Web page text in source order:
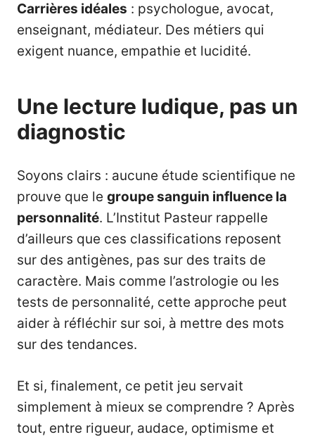
Carrières idéales : psychologue, avocat,
enseignant, médiateur. Des métiers qui
exigent nuance, empathie et lucidité.
Une lecture ludique, pas un
diagnostic
Soyons clairs : aucune étude scientifique ne
prouve que le groupe sanguin influence la
personnalité. L’Institut Pasteur rappelle
d’ailleurs que ces classifications reposent
sur des antigènes, pas sur des traits de
caractère. Mais comme l’astrologie ou les
tests de personnalité, cette approche peut
aider à réfléchir sur soi, à mettre des mots
sur des tendances.
Et si, finalement, ce petit jeu servait
simplement à mieux se comprendre ? Après
tout, entre rigueur, audace, optimisme et